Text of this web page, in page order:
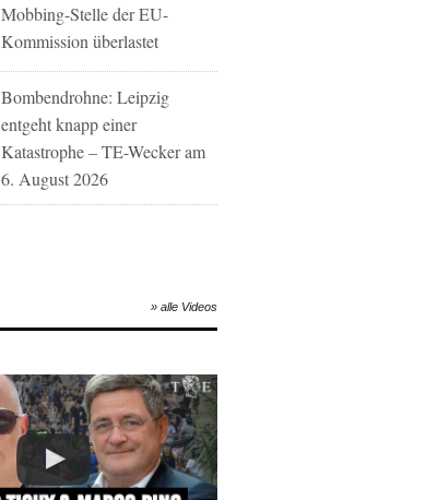
Mobbing-Stelle der EU-
Kommission überlastet
Bombendrohne: Leipzig
entgeht knapp einer
Katastrophe – TE-Wecker am
6. August 2026
» alle Videos